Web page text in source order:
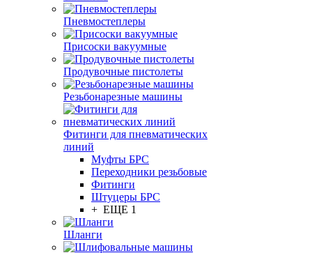
Пневмостеплеры
Присоски вакуумные
Продувочные пистолеты
Резьбонарезные машины
Фитинги для пневматических
линий
Муфты БРС
Переходники резьбовые
Фитинги
Штуцеры БРС
+ ЕЩЕ 1
Шланги